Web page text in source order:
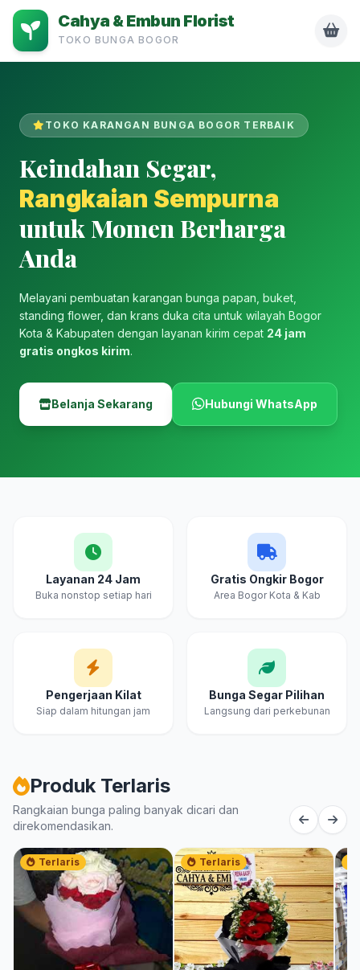
Cahya & Embun Florist
TOKO BUNGA BOGOR
TOKO KARANGAN BUNGA BOGOR TERBAIK
Keindahan Segar,
Rangkaian Sempurna
untuk Momen Berharga
Anda
Melayani pembuatan karangan bunga papan, buket,
standing flower, dan krans duka cita untuk wilayah Bogor
Kota & Kabupaten dengan layanan kirim cepat 24 jam
gratis ongkos kirim.
Belanja Sekarang Hubungi WhatsApp
Layanan 24 Jam
Buka nonstop setiap hari
Gratis Ongkir Bogor
Area Bogor Kota & Kab
Pengerjaan Kilat
Siap dalam hitungan jam
Bunga Segar Pilihan
Langsung dari perkebunan
Produk Terlaris
Rangkaian bunga paling banyak dicari dan
direkomendasikan.
Terlaris Terlaris